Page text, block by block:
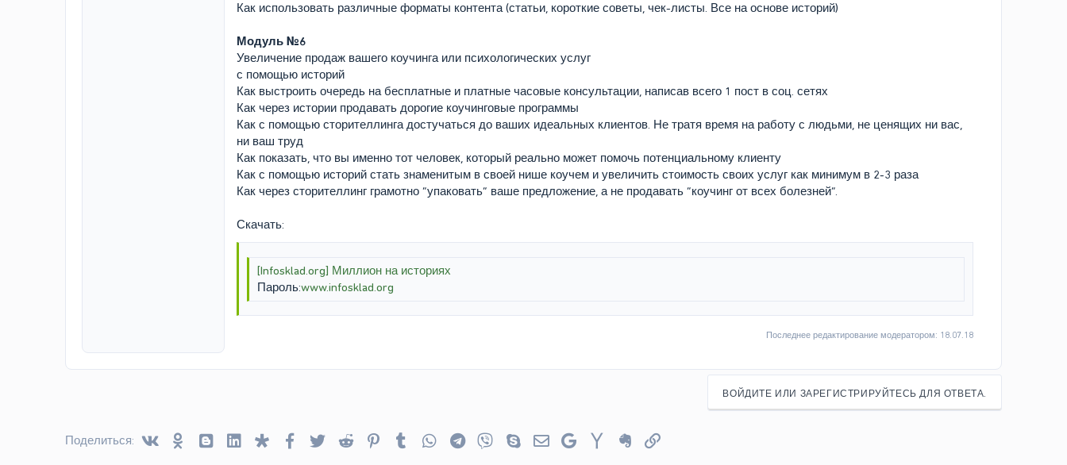
Как использовать различные форматы контента (статьи, короткие советы, чек-листы. Все на основе историй)
Модуль №6
Увеличение продаж вашего коучинга или психологических услуг
с помощью историй
Как выстроить очередь на бесплатные и платные часовые консультации, написав всего 1 пост в соц. сетях
Как через истории продавать дорогие коучинговые программы
Как с помощью сторителлинга достучаться до ваших идеальных клиентов. Не тратя время на работу с людьми, не ценящих ни вас,
ни ваш труд
Как показать, что вы именно тот человек, который реально может помочь потенциальному клиенту
Как с помощью историй стать знаменитым в своей нише коучем и увеличить стоимость своих услуг как минимум в 2-3 раза
Как через сторителлинг грамотно “упаковать” ваше предложение, а не продавать “коучинг от всех болезней”.
Скачать:
[Infosklad.org] Миллион на историях
Пароль:www.infosklad.org
Последнее редактирование модератором: 18.07.18
ВОЙДИТЕ ИЛИ ЗАРЕГИСТРИРУЙТЕСЬ ДЛЯ ОТВЕТА.
Поделиться: VkontakteOdnoklassniki
BloggerLinked InDiasporaFacebook
TwitterReddit PinterestTumblr WhatsAppTelegram
Viber SkypeЭлектронная почта
Google Yahoo EvernoteСсылка